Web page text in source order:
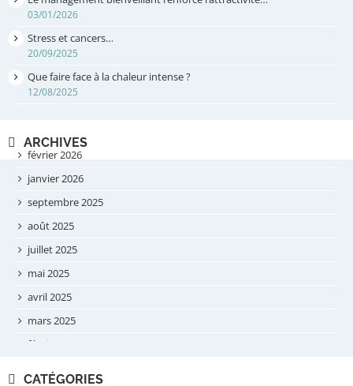
03/01/2026
Stress et cancers…
20/09/2025
Que faire face à la chaleur intense ?
12/08/2025
ARCHIVES
février 2026
janvier 2026
septembre 2025
août 2025
juillet 2025
mai 2025
avril 2025
mars 2025
février 2025
CATÉGORIES